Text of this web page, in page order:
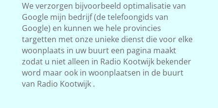
We verzorgen bijvoorbeeld optimalisatie van
Google mijn bedrijf (de telefoongids van
Google) en kunnen we hele provincies
targetten met onze unieke dienst die voor elke
woonplaats in uw buurt een pagina maakt
zodat u niet alleen in Radio Kootwijk bekender
word maar ook in woonplaatsen in de buurt
van Radio Kootwijk .